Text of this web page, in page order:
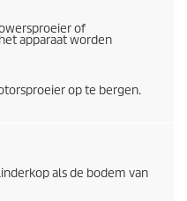
of
apparaat worden
op te bergen.
als de bodem van